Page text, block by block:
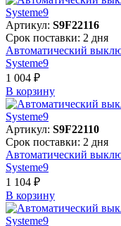
Артикул: S9F22116
Срок поставки: 2 дня
Автоматический
Systeme9
1 004 ₽
В корзинy
Артикул: S9F22110
Срок поставки: 2 дня
Автоматический
Systeme9
1 104 ₽
В корзинy